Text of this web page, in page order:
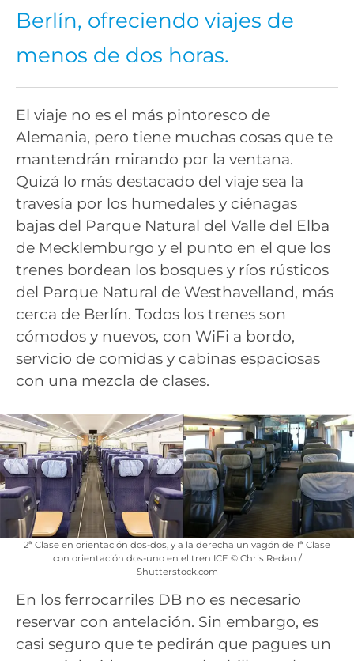
Berlín, ofreciendo viajes de
menos de dos horas.
El viaje no es el más pintoresco de
Alemania, pero tiene muchas cosas que te
mantendrán mirando por la ventana.
Quizá lo más destacado del viaje sea la
travesía por los humedales y ciénagas
bajas del Parque Natural del Valle del Elba
de Mecklemburgo y el punto en el que los
trenes bordean los bosques y ríos rústicos
del Parque Natural de Westhavelland, más
cerca de Berlín. Todos los trenes son
cómodos y nuevos, con WiFi a bordo,
servicio de comidas y cabinas espaciosas
con una mezcla de clases.
2ª Clase en orientación dos-dos, y a la derecha un vagón de 1ª Clase
con orientación dos-uno en el tren ICE © Chris Redan /
Shutterstock.com
En los ferrocarriles DB no es necesario
reservar con antelación. Sin embargo, es
casi seguro que te pedirán que pagues un